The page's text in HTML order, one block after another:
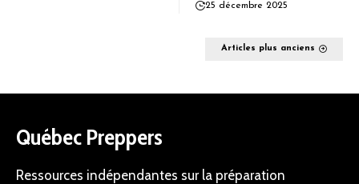
25 décembre 2025
Articles plus anciens
Québec Preppers
Ressources indépendantes sur la préparation